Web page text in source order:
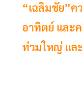
“เฉลิมชัย”
อาทิตย์ และ
ท่วมใหญ่ แล